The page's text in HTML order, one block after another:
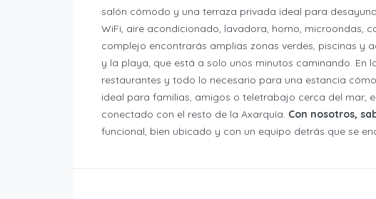
salón cómodo y una terraza privada ideal para
WiFi, aire acondicionado, lavadora, horno, microondas,
complejo encontrarás amplias zonas verdes, piscinas y
y la playa, que está a solo unos minutos caminando. En
restaurantes y todo lo necesario para una estancia
ideal para familias, amigos o teletrabajo cerca del mar,
conectado con el resto de la Axarquía. Con nosotros,
funcional, bien ubicado y con un equipo detrás que se